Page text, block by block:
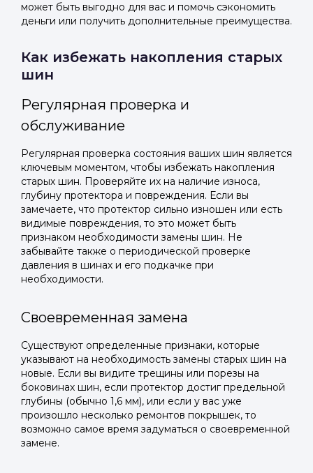
может быть выгодно для вас и помочь сэкономить
деньги или получить дополнительные преимущества.
Как избежать накопления старых
шин
Регулярная проверка и
обслуживание
Регулярная проверка состояния ваших шин является
ключевым моментом, чтобы избежать накопления
старых шин. Проверяйте их на наличие износа,
глубину протектора и повреждения. Если вы
замечаете, что протектор сильно изношен или есть
видимые повреждения, то это может быть
признаком необходимости замены шин. Не
забывайте также о периодической проверке
давления в шинах и его подкачке при
необходимости.
Своевременная замена
Существуют определенные признаки, которые
указывают на необходимость замены старых шин на
новые. Если вы видите трещины или порезы на
боковинах шин, если протектор достиг предельной
глубины (обычно 1,6 мм), или если у вас уже
произошло несколько ремонтов покрышек, то
возможно самое время задуматься о своевременной
замене.